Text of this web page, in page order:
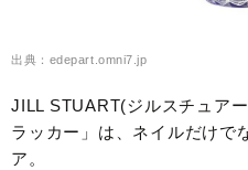
出典：edepart.omni7.jp
JILL STUART(ジルスチュア
ラッカー」は、ネイルだけで
ア。